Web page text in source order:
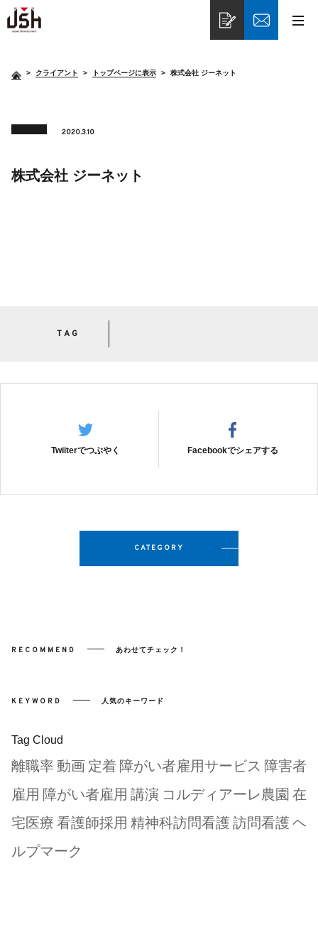
> クライアント トップページに表示 株式会社 ジーネット
2020.3.10
株式会社 ジーネット
TAG
Twiiterでつぶやく Facebookでシェアする
CATEGORY
RECOMMEND あわせてチェック！
KEYWORD 人気のキーワード
Tag Cloud
離職率 動画 定着 障がい者雇用サービス 障害者
雇用 障がい者雇用 講演 コルディアーレ農園 在
宅医療 看護師採用 精神科訪問看護 訪問看護 ヘ
ルプマーク